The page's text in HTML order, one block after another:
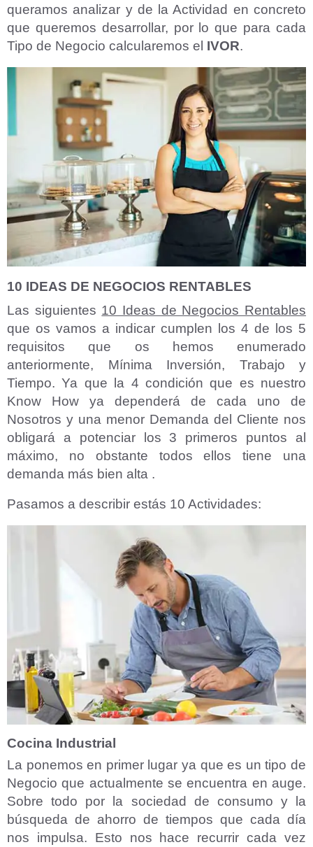
queramos analizar y de la Actividad en concreto
que queremos desarrollar, por lo que para cada
Tipo de Negocio calcularemos el IVOR.
10 IDEAS DE NEGOCIOS RENTABLES
Las siguientes 10 Ideas de Negocios Rentables
que os vamos a indicar cumplen los 4 de los 5
requisitos que os hemos enumerado
anteriormente, Mínima Inversión, Trabajo y
Tiempo. Ya que la 4 condición que es nuestro
Know How ya dependerá de cada uno de
Nosotros y una menor Demanda del Cliente nos
obligará a potenciar los 3 primeros puntos al
máximo, no obstante todos ellos tiene una
demanda más bien alta .
Pasamos a describir estás 10 Actividades:
Cocina Industrial
La ponemos en primer lugar ya que es un tipo de
Negocio que actualmente se encuentra en auge.
Sobre todo por la sociedad de consumo y la
búsqueda de ahorro de tiempos que cada día
nos impulsa. Esto nos hace recurrir cada vez